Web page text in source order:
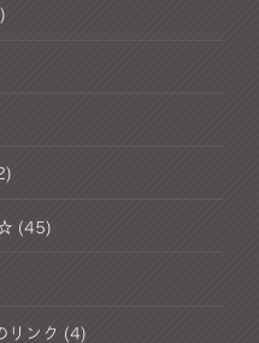
☆ (45)
リンク (4)